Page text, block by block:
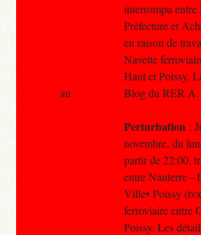
interrompu entre
Préfecture et
en raison de
Navette
Haut et Poissy.
Blog du RER A.
Perturbation :
novembre, du
partir de 22:00,
entre Nanterre –
Ville• Poissy
ferroviaire entre
Poissy. Les
au